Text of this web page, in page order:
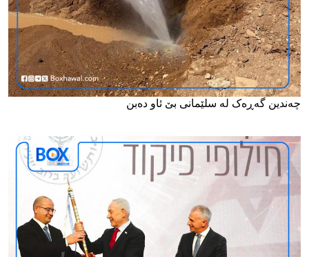
چەندین گەڕەک لە سلێمانی بێ ئاو دەبن